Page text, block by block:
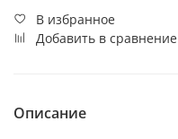
В избранное
Добавить в сравнение
Описание